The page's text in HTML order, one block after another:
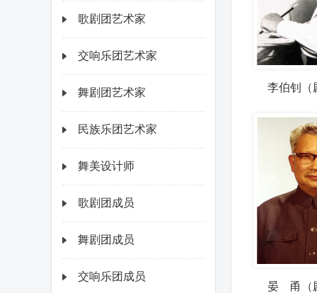
歌剧团艺术家
交响乐团艺术家
舞剧团艺术家
民族乐团艺术家
舞美设计师
歌剧团成员
舞剧团成员
交响乐团成员
李伯钊（
晏 甬（